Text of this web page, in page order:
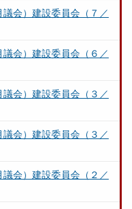
会）建設委員会（７／
会）建設委員会（６／
会）建設委員会（３／
会）建設委員会（３／
会）建設委員会（２／